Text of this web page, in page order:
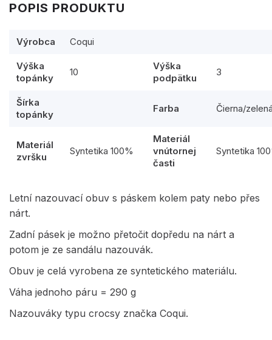
POPIS PRODUKTU
Výrobca Coqui
Výška
topánky
10
Výška
podpätku
3
Šírka
topánky
Farba Čierna/
Materiál
zvršku
Syntetika 100%
Materiál
vnútornej
časti
Syntetika
Letní nazouvací obuv s páskem kolem paty nebo přes
nárt.
Zadní pásek je možno přetočit dopředu na nárt a
potom je ze sandálu nazouvák.
Obuv je celá vyrobena ze syntetického materiálu.
Váha jednoho páru = 290 g
Nazouváky typu crocsy značka Coqui.